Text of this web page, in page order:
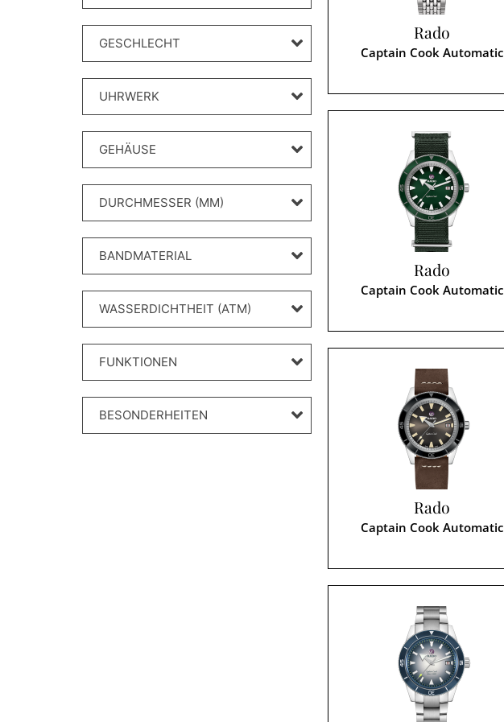
GESCHLECHT
UHRWERK
GEHÄUSE
DURCHMESSER (MM)
BANDMATERIAL
WASSERDICHTHEIT (ATM)
FUNKTIONEN
BESONDERHEITEN
Rado
Captain Cook Automatic
Rado
Captain Cook Automatic
Rado
Captain Cook Automatic